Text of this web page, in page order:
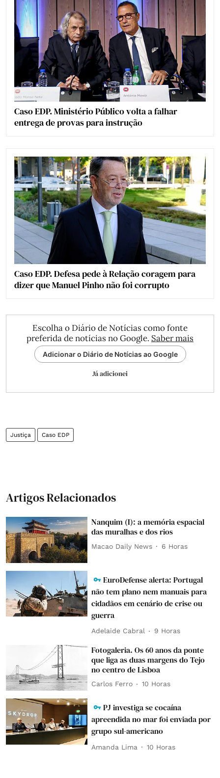
Caso EDP. Ministério Público volta a falhar
entrega de provas para instrução
Caso EDP. Defesa pede à Relação coragem para
dizer que Manuel Pinho não foi corrupto
Escolha o Diário de Notícias como fonte
preferida de notícias no Google. Saber mais
Adicionar o Diário de Notícias ao Google
Já adicionei
Justiça Caso EDP
Artigos Relacionados
Nanquim (I): a memória espacial
das muralhas e dos rios
Macao Daily News 6 Horas
EuroDefense alerta: Portugal
não tem plano nem manuais para
cidadãos em cenário de crise ou
guerra
Adelaide Cabral 9 Horas
Fotogaleria. Os 60 anos da ponte
que liga as duas margens do Tejo
no centro de Lisboa
Carlos Ferro 10 Horas
PJ investiga se cocaína
apreendida no mar foi enviada por
grupo sul-americano
Amanda Lima 10 Horas